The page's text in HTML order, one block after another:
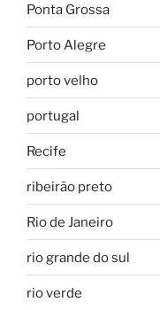
Ponta Grossa
Porto Alegre
porto velho
portugal
Recife
ribeirão preto
Rio de Janeiro
rio grande do sul
rio verde